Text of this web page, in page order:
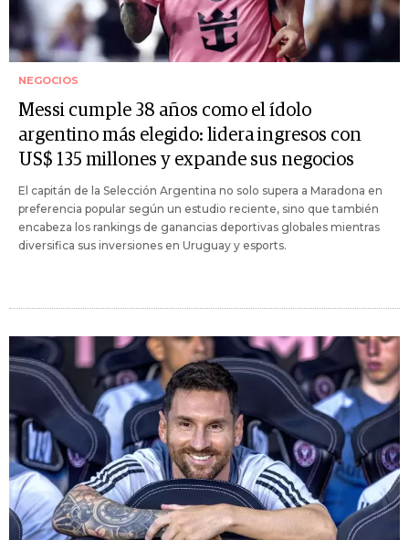
NEGOCIOS
Messi cumple 38 años como el ídolo
argentino más elegido: lidera ingresos con
US$ 135 millones y expande sus negocios
El capitán de la Selección Argentina no solo supera a Maradona en
preferencia popular según un estudio reciente, sino que también
encabeza los rankings de ganancias deportivas globales mientras
diversifica sus inversiones en Uruguay y esports.